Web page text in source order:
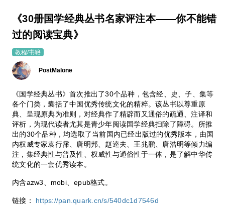
《30册国学经典丛书名家评注本——你不能错
过的阅读宝典》
教程/书籍
PostMalone
《国学经典丛书》首次推出了30个品种，包含经、史、子、集等
各个门类，囊括了中国优秀传统文化的精粹。该丛书以尊重原
典、呈现原典为准则，对经典作了精辟而又通俗的疏通、注译和
评析，为现代读者尤其是青少年阅读国学经典扫除了障碍。所推
出的30个品种，均选取了当前国内已经出版过的优秀版本，由国
内权威专家袁行霈、唐明邦、赵逵夫、王兆鹏、唐浩明等倾力编
注，集经典性与普及性、权威性与通俗性于一体，是了解中华传
统文化的一套优秀读本。
内含azw3、mobi、epub格式。
链接： https://pan.quark.cn/s/540dc1d7546d